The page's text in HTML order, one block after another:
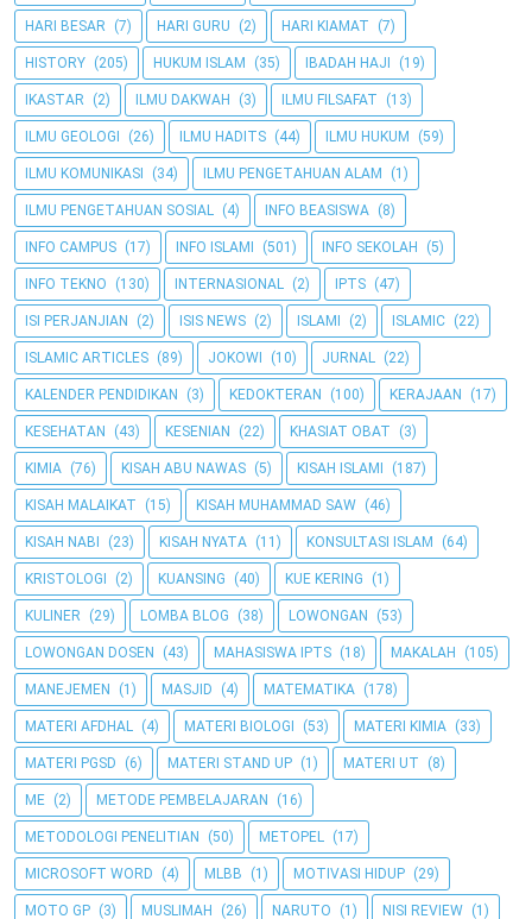
HARI BESAR (7) HARI GURU (2) HARI KIAMAT (7)
HISTORY (205) HUKUM ISLAM (35) IBADAH HAJI (19)
IKASTAR (2) ILMU DAKWAH (3) ILMU FILSAFAT (13)
ILMU GEOLOGI (26) ILMU HADITS (44) ILMU HUKUM (59)
ILMU KOMUNIKASI (34) ILMU PENGETAHUAN ALAM (1)
ILMU PENGETAHUAN SOSIAL (4) INFO BEASISWA (8)
INFO CAMPUS (17) INFO ISLAMI (501) INFO SEKOLAH (5)
INFO TEKNO (130) INTERNASIONAL (2) IPTS (47)
ISI PERJANJIAN (2) ISIS NEWS (2) ISLAMI (2) ISLAMIC (22)
ISLAMIC ARTICLES (89) JOKOWI (10) JURNAL (22)
KALENDER PENDIDIKAN (3) KEDOKTERAN (100) KERAJAAN (17)
KESEHATAN (43) KESENIAN (22) KHASIAT OBAT (3)
KIMIA (76) KISAH ABU NAWAS (5) KISAH ISLAMI (187)
KISAH MALAIKAT (15) KISAH MUHAMMAD SAW (46)
KISAH NABI (23) KISAH NYATA (11) KONSULTASI ISLAM (64)
KRISTOLOGI (2) KUANSING (40) KUE KERING (1)
KULINER (29) LOMBA BLOG (38) LOWONGAN (53)
LOWONGAN DOSEN (43) MAHASISWA IPTS (18) MAKALAH (105)
MANEJEMEN (1) MASJID (4) MATEMATIKA (178)
MATERI AFDHAL (4) MATERI BIOLOGI (53) MATERI KIMIA (33)
MATERI PGSD (6) MATERI STAND UP (1) MATERI UT (8)
ME (2) METODE PEMBELAJARAN (16)
METODOLOGI PENELITIAN (50) METOPEL (17)
MICROSOFT WORD (4) MLBB (1) MOTIVASI HIDUP (29)
MOTO GP (3) MUSLIMAH (26) NARUTO (1) NISI REVIEW (1)